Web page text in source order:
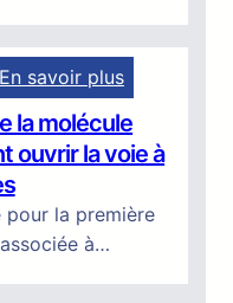
v
e
r
t
e
d
’
m
En savoir plus
:
D
e
i
a
la molécule
ouvrir la voie à
la première
à…